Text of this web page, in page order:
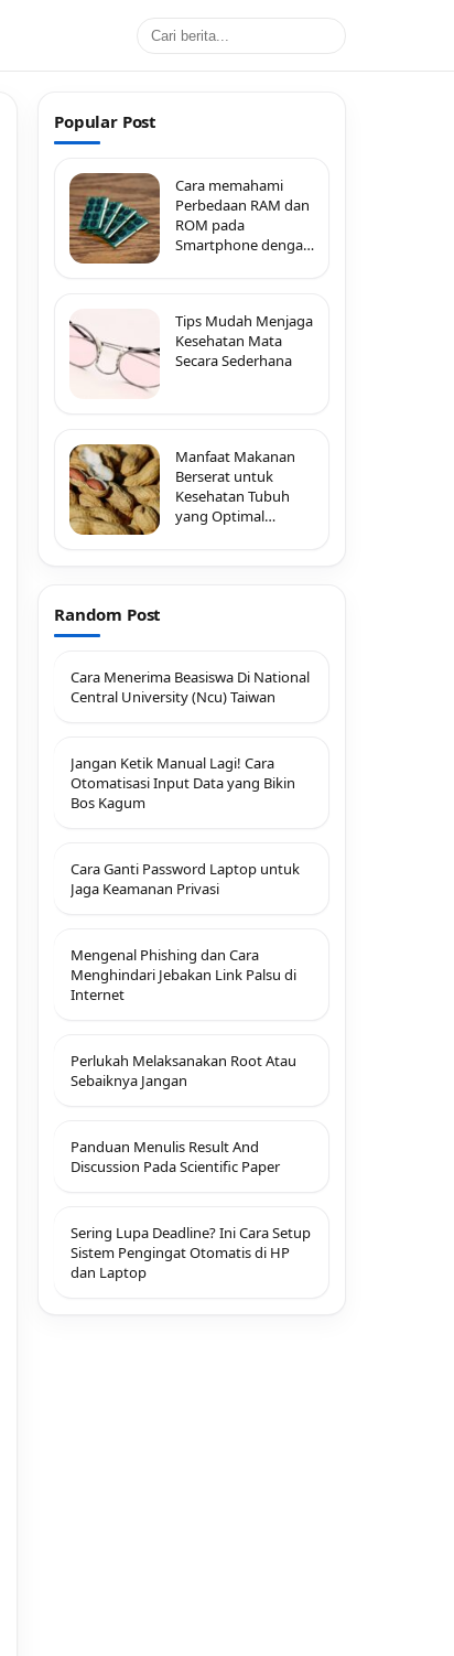
Popular Post
Cara memahami
Perbedaan RAM dan
ROM pada
Smartphone dengan
Tips Mudah Menjaga
Kesehatan Mata
Secara Sederhana
Manfaat Makanan
Berserat untuk
Kesehatan Tubuh
yang Optimal
Random Post
Cara Menerima Beasiswa Di National
Central University (Ncu) Taiwan
Jangan Ketik Manual Lagi! Cara
Otomatisasi Input Data yang Bikin
Bos Kagum
Cara Ganti Password Laptop untuk
Jaga Keamanan Privasi
Mengenal Phishing dan Cara
Menghindari Jebakan Link Palsu di
Internet
Perlukah Melaksanakan Root Atau
Sebaiknya Jangan
Panduan Menulis Result And
Discussion Pada Scientific Paper
Sering Lupa Deadline? Ini Cara Setup
Sistem Pengingat Otomatis di HP
dan Laptop